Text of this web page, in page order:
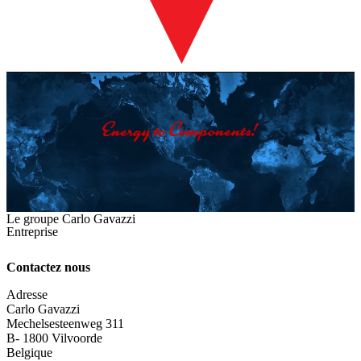
Le groupe Carlo Gavazzi
Entreprise
Contactez nous
Adresse
Carlo Gavazzi
Mechelsesteenweg 311
B- 1800 Vilvoorde
Belgique